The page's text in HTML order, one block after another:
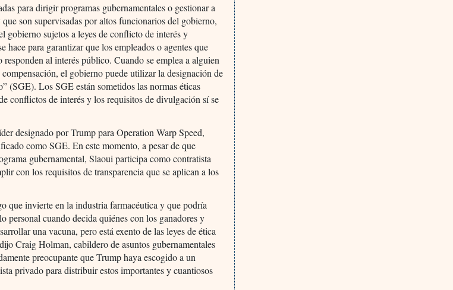
para dirigir programas gubernamentales o gestionar a
son supervisadas por altos funcionarios del gobierno,
gobierno sujetos a leyes de conflicto de interés y
hace para garantizar que los empleados o agentes que
al interés público. Cuando se emplea a alguien
el gobierno puede utilizar la designación de
(SGE). Los SGE están sometidos las normas éticas
conflictos de interés y los requisitos de divulgación sí se
designado por Trump para Operation Warp Speed,
como SGE. En este momento, a pesar de que
gubernamental, Slaoui participa como contratista
con los requisitos de transparencia que se aplican a los
que invierte en la industria farmacéutica y que podría
personal cuando decida quiénes con los ganadores y
una vacuna, pero está exento de las leyes de ética
Craig Holman, cabildero de asuntos gubernamentales
preocupante que Trump haya escogido a un
privado para distribuir estos importantes y cuantiosos